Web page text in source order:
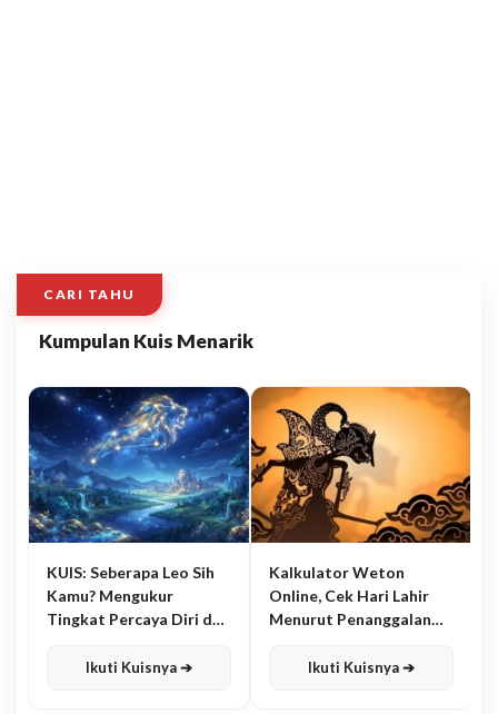
CARI TAHU
Kumpulan Kuis Menarik
KUIS: Seberapa Leo Sih
Kamu? Mengukur
Tingkat Percaya Diri dan
Ikuti Kuisnya ➔
Kalkulator Weton
Online, Cek Hari Lahir
Menurut Penanggalan
Ikuti Kuisnya ➔